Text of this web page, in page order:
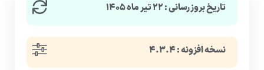
تاریخ بروزرسانی : ۲۲ تیر ماه ۱۴۰۵
نسخه افزونه : ۴.۳.۴